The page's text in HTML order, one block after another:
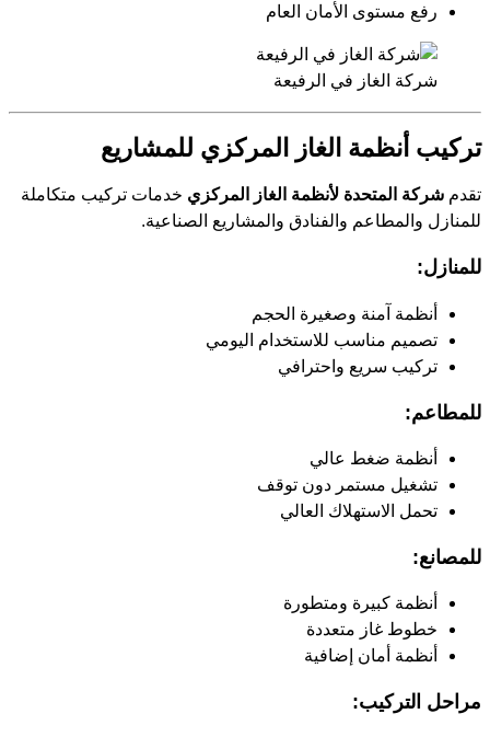
رفع مستوى الأمان العام
شركة الغاز في الرفيعة
تركيب أنظمة الغاز المركزي للمشاريع
تقدم شركة المتحدة لأنظمة الغاز المركزي خدمات تركيب متكاملة
للمنازل والمطاعم والفنادق والمشاريع الصناعية.
للمنازل:
أنظمة آمنة وصغيرة الحجم
تصميم مناسب للاستخدام اليومي
تركيب سريع واحترافي
للمطاعم:
أنظمة ضغط عالي
تشغيل مستمر دون توقف
تحمل الاستهلاك العالي
للمصانع:
أنظمة كبيرة ومتطورة
خطوط غاز متعددة
أنظمة أمان إضافية
مراحل التركيب: